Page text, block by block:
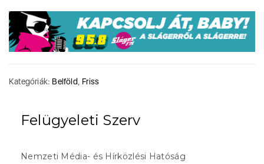
Kategóriák: Belföld, Friss
Felügyeleti Szerv
Nemzeti Média- és Hírközlési Hatóság